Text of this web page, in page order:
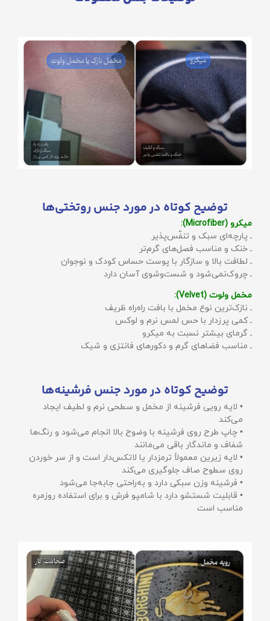
توضیح کوتاه در مورد جنس روتختی‌ها
میکرو (Microfiber):
ـ پارچه‌ای سبک و تنفّس‌پذیر
ـ خنک و مناسب فصل‌های گرم‌تر
ـ لطافت بالا و سازگار با پوست حساس کودک و نوجوان
ـ چروک‌نمی‌شود و شست‌وشوی آسان دارد
مخمل ولوت (Velvet):
ـ نازک‌ترین نوع مخمل با بافت راه‌راه ظریف
ـ کمی پرزدار با حس لمس نرم و لوکس
ـ گرمای بیشتر نسبت به میکرو
ـ مناسب فضاهای گرم و دکورهای فانتزی و شیک
توضیح کوتاه در مورد جنس فرشینه‌ها
• لایه رویی فرشینه از مخمل و سطحی نرم و لطیف ایجاد
می‌کند
• چاپ طرح روی فرشینه با وضوح بالا انجام می‌شود و رنگ‌ها
شفاف و ماندگار باقی می‌مانند
• لایه زیرین معمولاً ترمزدار یا لاتکس‌دار است و از سر خوردن
روی سطوح صاف جلوگیری می‌کند
• فرشینه وزن سبکی دارد و به‌راحتی جابه‌جا می‌شود
• قابلیت شستشو دارد با شامپو فرش و برای استفاده روزمره
مناسب است